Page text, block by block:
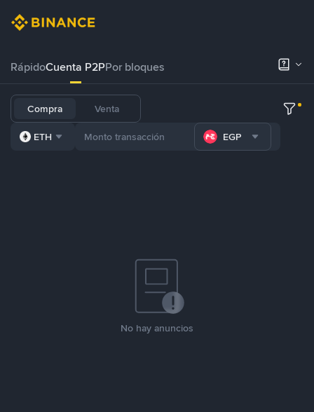
RápidoCuenta P2PPor bloques
Compra Venta
ETH EGP
No hay anuncios